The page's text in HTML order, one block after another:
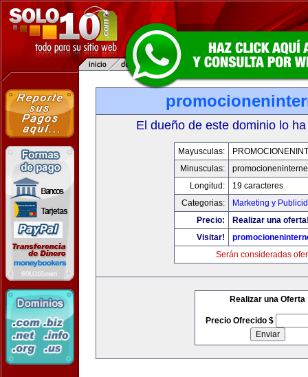
El dueño de este dominio lo
Mayusculas:
Minusculas:
Longitud:
19 caracteres
Categorias:
Marketing y
Precio:
Realizar una
Visitar!
Serán consideradas
Realizar una Oferta
Precio Ofrecido $